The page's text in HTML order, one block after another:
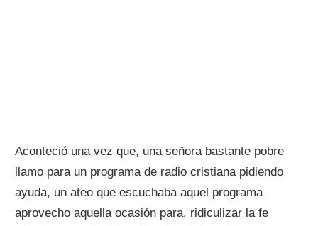
Aconteció una vez que, una señora bastante pobre
llamo para un programa de radio cristiana pidiendo
ayuda, un ateo que escuchaba aquel programa
aprovecho aquella ocasión para, ridiculizar la fe